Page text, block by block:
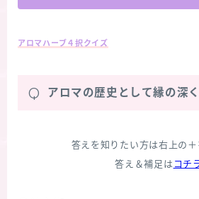
アロマハーブ４択クイズ
Q アロマの歴史として縁の深
答えを知りたい方は右上の
答え＆補足は コチ